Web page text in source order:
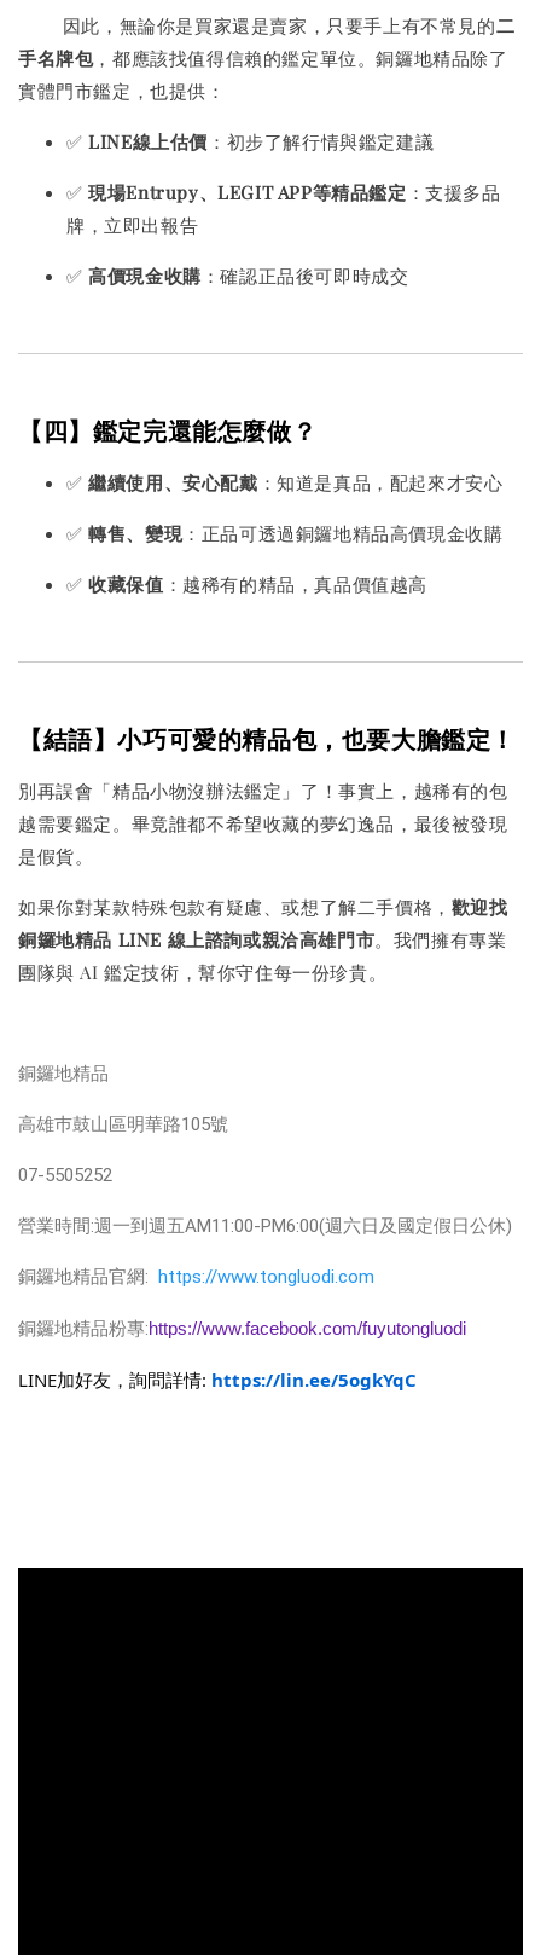
因此，無論你是買家還是賣家，只要手上有不常見的二
手名牌包，都應該找值得信賴的鑑定單位。銅鑼地精品除了
實體門市鑑定，也提供：
✅LINE線上估價 ：初步了解行情與鑑定建議
✅現場Entrupy、LEGIT APP等精品鑑定 ：支援多品
牌，立即出報告
✅高價現金收購 ：確認正品後可即時成交
【四】鑑定完還能怎麼做？
✅繼續使用、安心配戴 ：知道是真品，配起來才安心
✅轉售、變現：正品可透過銅鑼地精品高價現金收購
✅收藏保值 ：越稀有的精品，真品價值越高
【結語】小巧可愛的精品包，也要大膽鑑定！
別再誤會「精品小物沒辦法鑑定」了！事實上，越稀有的包
越需要鑑定。畢竟誰都不希望收藏的夢幻逸品，最後被發現
是假貨。
如果你對某款特殊包款有疑慮、或想了解二手價格， 歡迎找
銅鑼地精品 LINE 線上諮詢或親洽高雄門市。我們擁有專業
團隊與 AI 鑑定技術，幫你守住每一份珍貴。
銅鑼地精品
高雄巿鼓山區明華路105號
07-5505252
營業時間:週一到週五AM11:00-PM6:00(週六日及國定假日公休)
銅鑼地精品官網: https://www.tongluodi.com
銅鑼地精品粉專:https://www.facebook.com/fuyutongluodi
LINE加好友，詢問詳情: https://lin.ee/5ogkYqC